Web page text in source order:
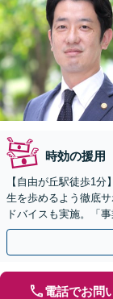
時効の援用
【自由が丘駅徒歩1
生を歩めるよう徹底
ドバイスも実施。「
【初回来所面談1時間
電話でお問